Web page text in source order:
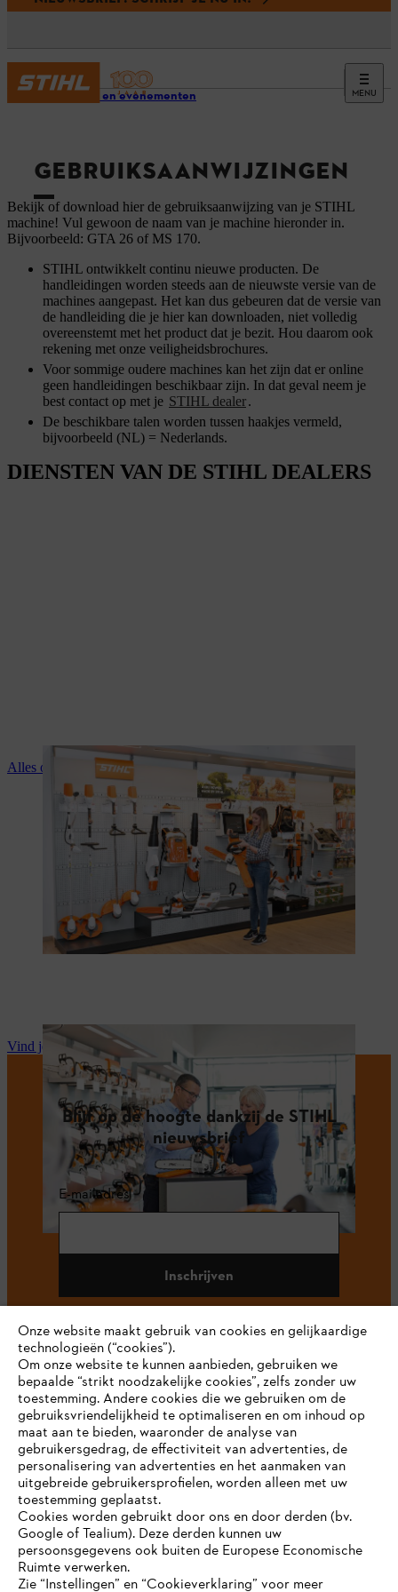
MENU
Service en evenementen
GEBRUIKSAANWIJZINGEN
Bekijk of download hier de gebruiksaanwijzing van je STIHL
machine! Vul gewoon de naam van je machine hieronder in.
Bijvoorbeeld: GTA 26 of MS 170.
STIHL ontwikkelt continu nieuwe producten. De
handleidingen worden steeds aan de nieuwste versie van de
machines aangepast. Het kan dus gebeuren dat de versie van
de handleiding die je hier kan downloaden, niet volledig
overeenstemt met het product dat je bezit. Hou daarom ook
rekening met onze veiligheidsbrochures.
Voor sommige oudere machines kan het zijn dat er online
geen handleidingen beschikbaar zijn. In dat geval neem je
best contact op met je STIHL dealer.
De beschikbare talen worden tussen haakjes vermeld,
bijvoorbeeld (NL) = Nederlands.
DIENSTEN VAN DE STIHL DEALERS
Alles over de diensten van je STIHL dealer
Vind je STIHL dealer
Blijf op de hoogte dankzij de STIHL
nieuwsbrief
E-mailadres
Inschrijven
#STIHL
Bedrijf
STIHL FAQ
Onze website maakt gebruik van cookies en gelijkaardige
technologieën (“cookies”).
Om onze website te kunnen aanbieden, gebruiken we
bepaalde “strikt noodzakelijke cookies”, zelfs zonder uw
toestemming. Andere cookies die we gebruiken om de
gebruiksvriendelijkheid te optimaliseren en om inhoud op
maat aan te bieden, waaronder de analyse van
gebruikersgedrag, de effectiviteit van advertenties, de
personalisering van advertenties en het aanmaken van
uitgebreide gebruikersprofielen, worden alleen met uw
toestemming geplaatst.
Cookies worden gebruikt door ons en door derden (bv.
Google of Tealium). Deze derden kunnen uw
persoonsgegevens ook buiten de Europese Economische
Ruimte verwerken.
Zie “Instellingen” en “Cookieverklaring” voor meer